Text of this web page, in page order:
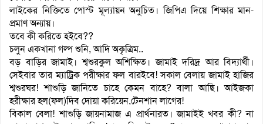
লাইকের নিক্তিতে পোস্ট মূল্যায়ন অনুচিত। জিপিএ দিয়ে শিক্ষার মান-
প্রমাণ অন্যায়।
তবে কী করিতে হইবে??
চলুন একখানা গল্প শুনি, আদি অকৃত্রিম..
বড় বাড়ির জামাই। শ্বশুরকুল অশিক্ষিত। জামাই দরিদ্র আর বিদ্যার্থী।
সেইবার তার ম্যাট্রিক পরীক্ষার ফল বারইবে! সকাল বেলায় জামাই হাজির
শ্বশুরঘর! শাশুড়ি জানিতে চাহে কেমন বাহে? বালা আছি। আইজকা
হরীক্ষার হল(ফল)দিব দোয়া করিয়েন,টেনশান লাগের!
বিকাল বেলা! শাশুড়ি জায়নামাজ এ প্রার্থনারত। জামাইই খবর কী? না